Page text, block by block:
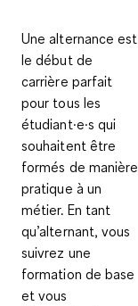
Une alternance est
le début de
carrière parfait
pour tous les
étudiant·e·s qui
souhaitent être
formés de manière
pratique à un
métier. En tant
qu’alternant, vous
suivrez une
formation de base
et vous